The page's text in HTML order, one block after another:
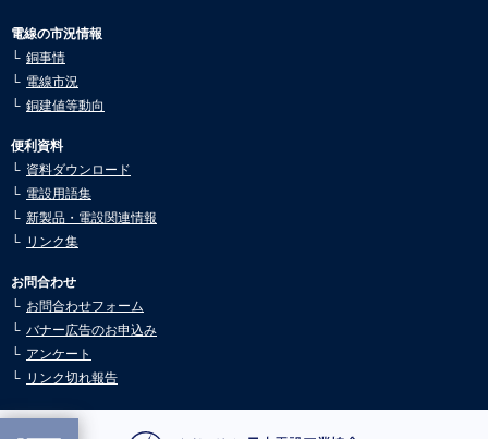
交通信号・道路標識装柱用品 (1)
防災無線施設装柱用品 (5)
発変電所用がいし (5)
配電線用がいし (12)
送電線用がいし (10)
外線接地材料 (18)
市況動向7月号を公開しました。
2025.07.30
市況動向6月号を公開しました。
市況動向5月号を公開しました。
2025.05.02
市況動向4月号を公開しました。
2025.03.10
2025.03.10
市況動向2月号を公開しました。
市況動向12月号を公開しました。
電線の市況情報
銅事情
電線市況
銅建値等動向
便利資料
資料ダウンロード
電設用語集
新製品・電設関連情報
リンク集
お問合わせ
お問合わせフォーム
バナー広告のお申込み
アンケート
リンク切れ報告